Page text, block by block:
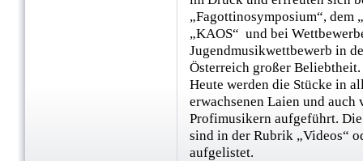
„Fagottinosymposium“, dem
„KAOS“ und bei
Jugendmusikwettbewerb in
Österreich großer Beliebtheit.
Heute werden die Stücke in
erwachsenen Laien und
Profimusikern aufgeführt.
sind in der Rubrik „Videos“
aufgelistet.